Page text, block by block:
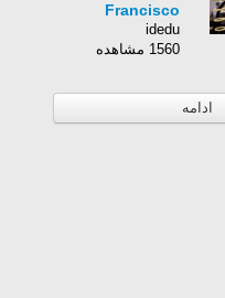
Francisco
idedu
1560 مشاهده
ادامه